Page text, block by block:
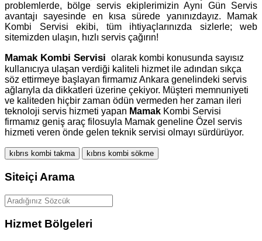
problemlerde, bölge servis ekiplerimizin Aynı Gün Servis
avantajı sayesinde en kısa sürede yanınızdayız. Mamak
Kombi Servisi ekibi, tüm ihtiyaçlarınızda sizlerle; web
sitemizden ulaşın, hızlı servis çağırın!
MamakKombi Servisi olarak kombi konusunda sayısız
kullanıcıya ulaşan verdiği kaliteli hizmet ile adından sıkça
söz ettirmeye başlayan firmamız Ankara genelindeki servis
ağlarıyla da dikkatleri üzerine çekiyor. Müşteri memnuniyeti
ve kaliteden hiçbir zaman ödün vermeden her zaman ileri
teknoloji servis hizmeti yapan Mamak Kombi Servisi
firmamız geniş araç filosuyla Mamak geneline Özel servis
hizmeti veren önde gelen teknik servisi olmayı sürdürüyor.
kıbrıs kombi takma kıbrıs kombi sökme
Siteiçi Arama
Hizmet Bölgeleri